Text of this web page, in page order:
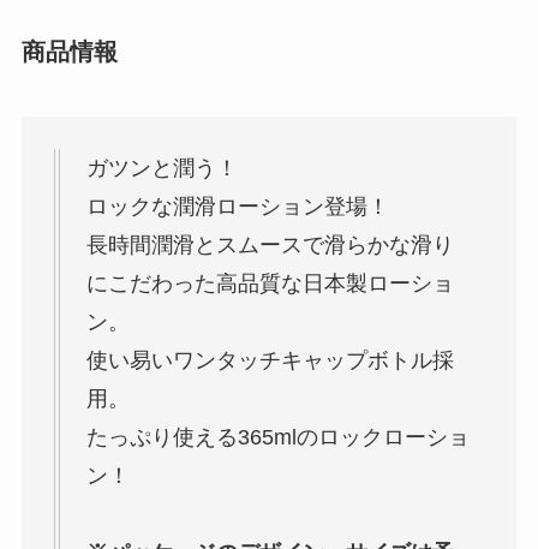
商品情報
ガツンと潤う！
ロックな潤滑ローション登場！
長時間潤滑とスムースで滑らかな滑り
にこだわった高品質な日本製ローショ
ン。
使い易いワンタッチキャップボトル採
用。
たっぷり使える365mlのロックローショ
ン！